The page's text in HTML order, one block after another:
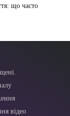
що часто
відео